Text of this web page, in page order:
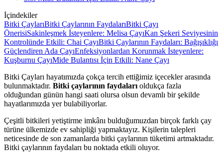
İçindekiler
Bitki ÇaylarıBitki Çaylarının FaydalarıBitki Çayı
ÖnerisiSakinleşmek İsteyenlere: Melisa ÇayıKan Şekeri Seviyesinin
Kontrolünde Etkili: Chai ÇayıBitki Çaylarının Faydaları: Bağışıklığı
Güçlendiren Ada ÇayıEnfeksiyonlardan Korunmak İsteyenlere:
Kuşburnu ÇayıMide Bulantısı İçin Etkili: Nane Çayı
Bitki Çayları hayatımızda çokça tercih ettiğimiz içecekler arasında
bulunmaktadır. Bitki çaylarının faydaları oldukça fazla
olduğundan günün hangi saati olursa olsun devamlı bir şekilde
hayatlarımızda yer bulabiliyorlar.
Çeşitli bitkileri yetiştirme imkânı bulduğumuzdan birçok farklı çay
türüne ülkemizde ev sahipliği yapmaktayız. Kişilerin talepleri
neticesinde de son zamanlarda bitki çaylarının tüketimi artmaktadır.
Bitki çaylarının faydaları bu noktada etkili oluyor.